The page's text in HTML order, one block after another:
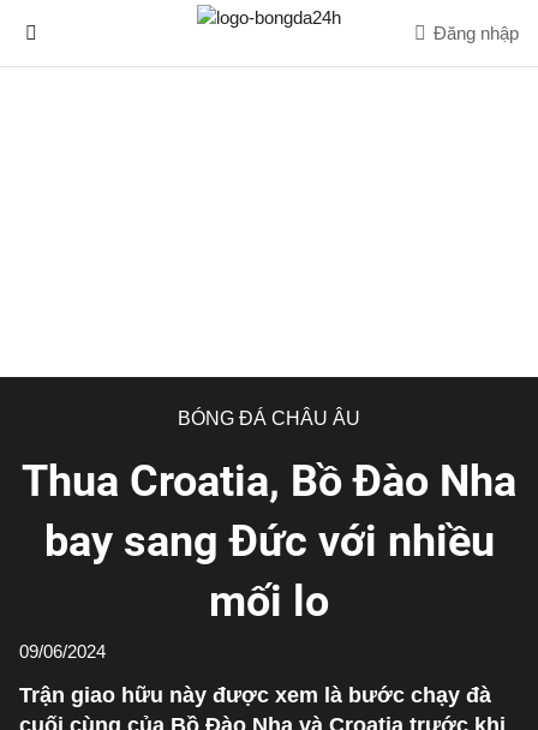
Đăng nhập
BÓNG ĐÁ CHÂU ÂU
Thua Croatia, Bồ Đào Nha
bay sang Đức với nhiều
mối lo
09/06/2024
Trận giao hữu này được xem là bước chạy đà
cuối cùng của Bồ Đào Nha và Croatia trước khi